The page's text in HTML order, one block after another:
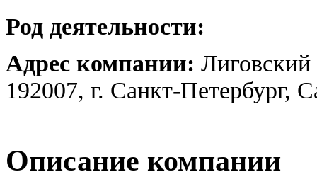
Род деятельности:
Адрес компании: Лиговский
192007, г. Санкт-Петербург,
Описание компании